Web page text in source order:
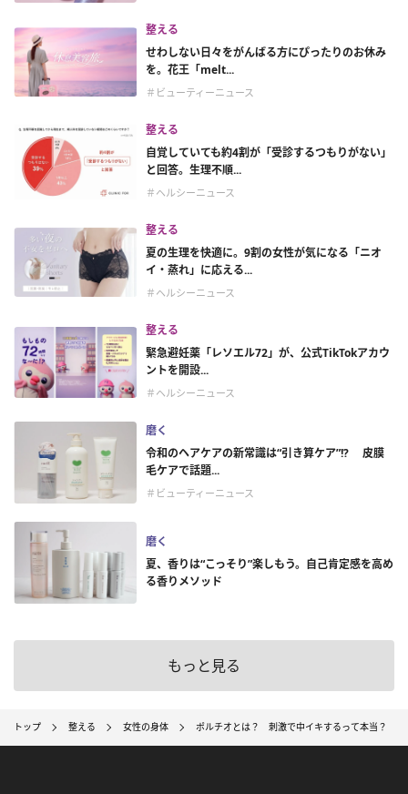
整える
せわしない日々をがんばる方にぴったりのお休み
を。花王「melt...
＃ビューティーニュース
整える
自覚していても約4割が「受診するつもりがない」
と回答。生理不順...
＃ヘルシーニュース
整える
夏の生理を快適に。9割の女性が気になる「ニオ
イ・蒸れ」に応える...
＃ヘルシーニュース
整える
緊急避妊薬「レソエル72」が、公式TikTokアカウ
ントを開設...
＃ヘルシーニュース
磨く
令和のヘアケアの新常識は“引き算ケア”!? 皮膜
毛ケアで話題...
＃ビューティーニュース
磨く
夏、香りは“こっそり”楽しもう。自己肯定感を高め
る香りメソッド
もっと見る
トップ 整える 女性の身体 ポルチオとは？ 刺激で中イキするって本当？ 医